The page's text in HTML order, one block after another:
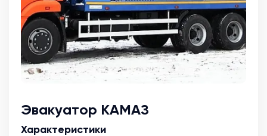
Эвакуатор КАМАЗ
Характеристики